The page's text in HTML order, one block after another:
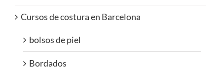
Cursos de costura en Barcelona
bolsos de piel
Bordados